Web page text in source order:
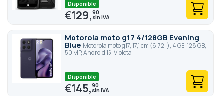
Disponible
€129,90
Motorola moto g17 4/128GB Evening
Blue Motorola moto g17, 17,1 cm (6.72"), 4 GB, 128 GB,
50 MP, Android 15, Violeta
Disponible
€145,90